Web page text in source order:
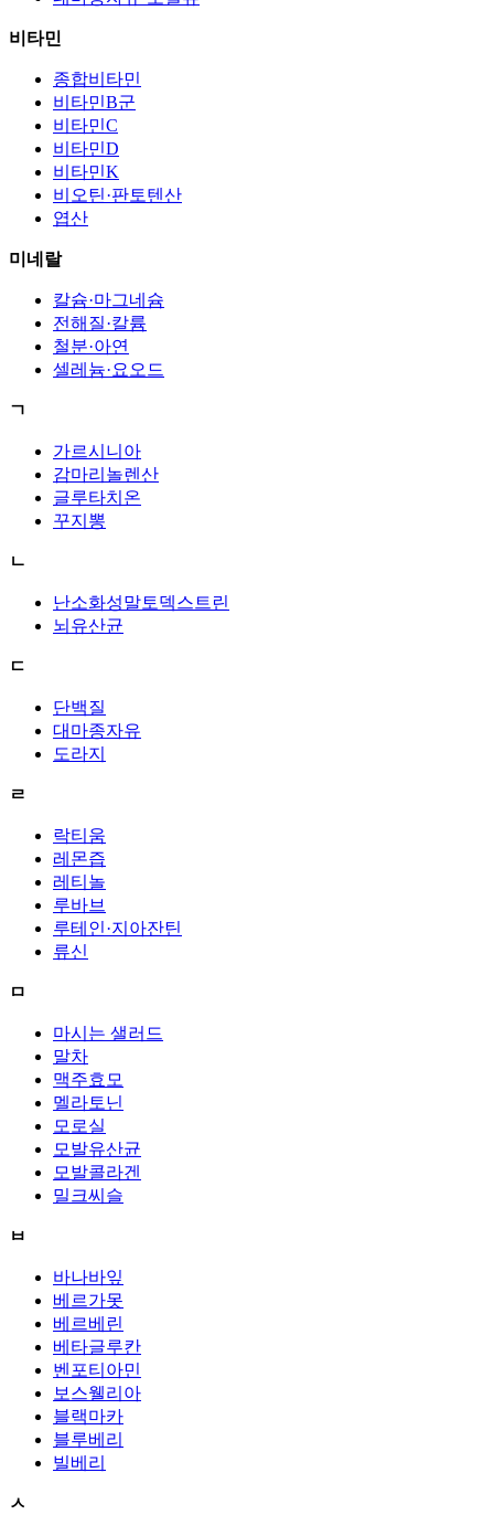
비타민
종합비타민
비타민B군
비타민C
비타민D
비타민K
비오틴·판토텐산
엽산
미네랄
칼슘·마그네슘
전해질·칼륨
철분·아연
셀레늄·요오드
ㄱ
가르시니아
감마리놀렌산
글루타치온
꾸지뽕
ㄴ
난소화성말토덱스트린
뇌유산균
ㄷ
단백질
대마종자유
도라지
ㄹ
락티움
레몬즙
레티놀
루바브
루테인·지아잔틴
류신
ㅁ
마시는 샐러드
말차
맥주효모
멜라토닌
모로실
모발유산균
모발콜라겐
밀크씨슬
ㅂ
바나바잎
베르가못
베르베린
베타글루칸
벤포티아민
보스웰리아
블랙마카
블루베리
빌베리
ㅅ